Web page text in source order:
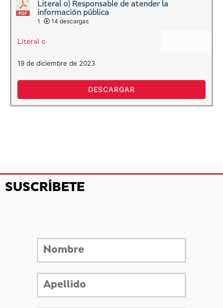
Literal o) Responsable de atender la
información pública
1
14 descargas
Literal o
19 de diciembre de 2023
DESCARGAR
SUSCRÍBETE